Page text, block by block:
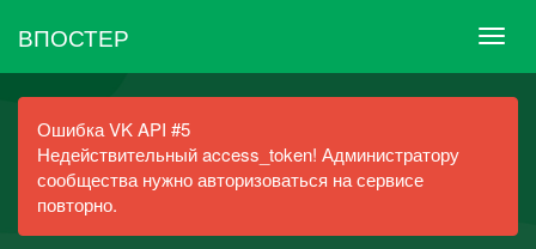
ВПОСТЕР
Ошибка VK API #5
Недействительный access_token! Администратору
сообщества нужно авторизоваться на сервисе
повторно.